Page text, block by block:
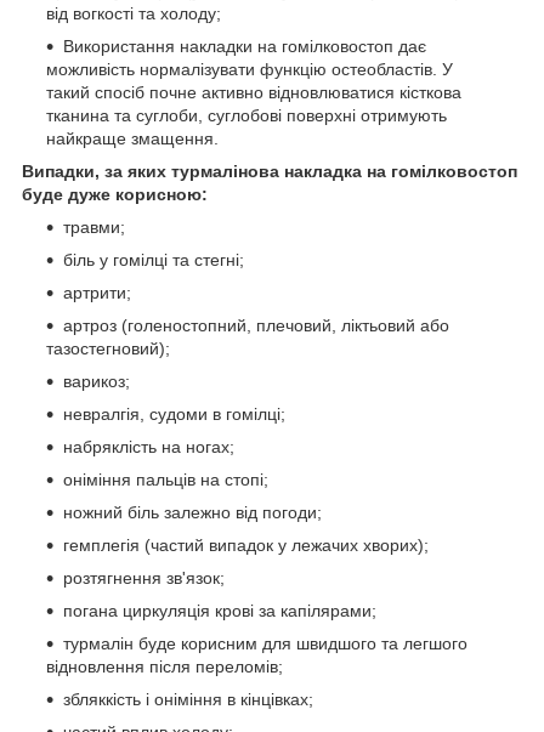
від вогкості та холоду;
Використання накладки на гомілковостоп дає
можливість нормалізувати функцію остеобластів. У
такий спосіб почне активно відновлюватися кісткова
тканина та суглоби, суглобові поверхні отримують
найкраще змащення.
Випадки, за яких турмалінова накладка на гомілковостоп
буде дуже корисною:
травми;
біль у гомілці та стегні;
артрити;
артроз (голеностопний, плечовий, ліктьовий або
тазостегновий);
варикоз;
невралгія, судоми в гомілці;
набряклість на ногах;
оніміння пальців на стопі;
ножний біль залежно від погоди;
гемплегія (частий випадок у лежачих хворих);
розтягнення зв'язок;
погана циркуляція крові за капілярами;
турмалін буде корисним для швидшого та легшого
відновлення після переломів;
збляккість і оніміння в кінцівках;